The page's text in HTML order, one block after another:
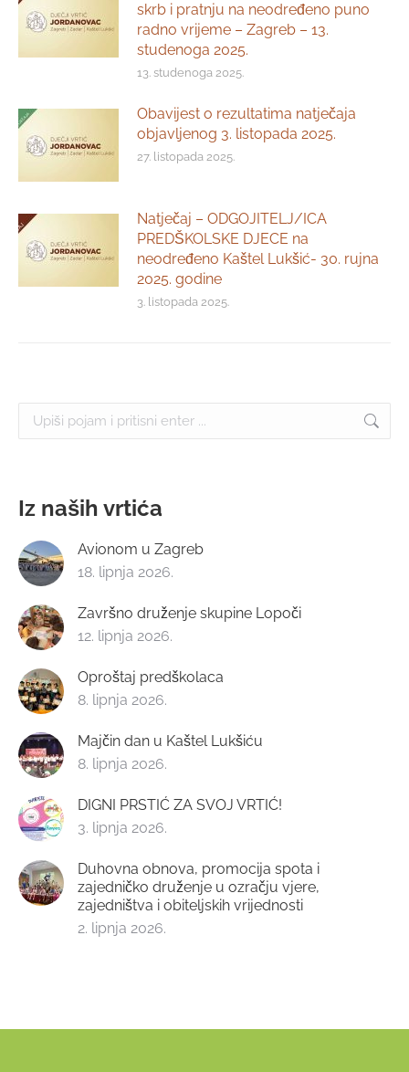
skrb i pratnju na neodređeno puno
radno vrijeme – Zagreb – 13.
studenoga 2025.
13. studenoga 2025.
Obavijest o rezultatima natječaja
objavljenog 3. listopada 2025.
27. listopada 2025.
Natječaj – ODGOJITELJ/ICA
PREDŠKOLSKE DJECE na
neodređeno Kaštel Lukšić- 30. rujna
2025. godine
3. listopada 2025.
Search:
Iz naših vrtića
Avionom u Zagreb
18. lipnja 2026.
Završno druženje skupine Lopoči
12. lipnja 2026.
Oproštaj predškolaca
8. lipnja 2026.
Majčin dan u Kaštel Lukšiću
8. lipnja 2026.
DIGNI PRSTIĆ ZA SVOJ VRTIĆ!
3. lipnja 2026.
Duhovna obnova, promocija spota i
zajedničko druženje u ozračju vjere,
zajedništva i obiteljskih vrijednosti
2. lipnja 2026.